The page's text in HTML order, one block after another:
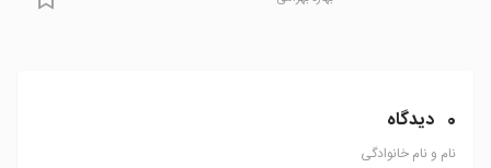
0 دیدگاه
نام و نام خانوادگی